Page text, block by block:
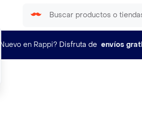
¿Nuevo en Rappi? Disfruta de envíos